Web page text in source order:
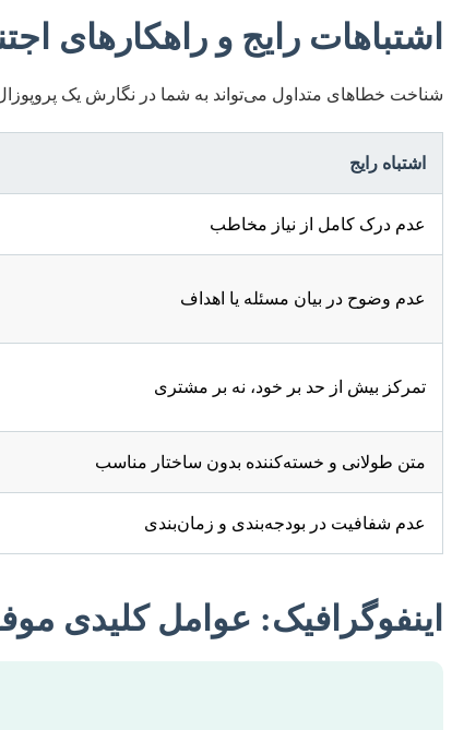
اشتباهات رایج و راهکارهای
شناخت خطاهای متداول می‌تواند به شما در نگارش یک
اشتباه رایج
عدم درک کامل از نیاز مخاطب
عدم وضوح در بیان مسئله یا اهداف
تمرکز بیش از حد بر خود، نه بر مشتری
متن طولانی و خسته‌کننده بدون ساختار مناسب
عدم شفافیت در بودجه‌بندی و زمان‌بندی
اینفوگرافیک: عوامل کلیدی